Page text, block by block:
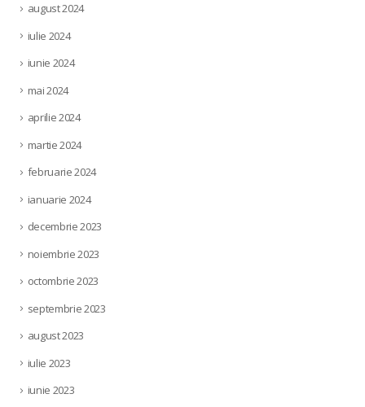
august 2024
iulie 2024
iunie 2024
mai 2024
aprilie 2024
martie 2024
februarie 2024
ianuarie 2024
decembrie 2023
noiembrie 2023
octombrie 2023
septembrie 2023
august 2023
iulie 2023
iunie 2023